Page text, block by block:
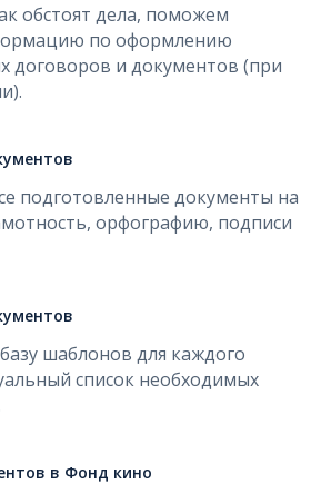
обстоят дела, поможем
по оформлению
договоров и документов (при
подготовленные документы на
орфографию, подписи
шаблонов для каждого
список необходимых
в Фонд кино